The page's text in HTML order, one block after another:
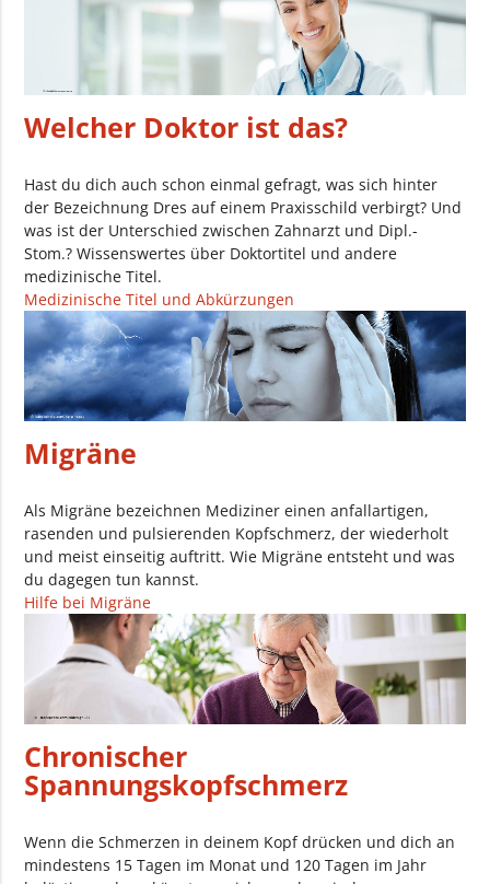
Welcher Doktor ist das?
Hast du dich auch schon einmal gefragt, was sich hinter
der Bezeichnung Dres auf einem Praxisschild verbirgt? Und
was ist der Unterschied zwischen Zahnarzt und Dipl.-
Stom.? Wissenswertes über Doktortitel und andere
medizinische Titel.
Medizinische Titel und Abkürzungen
Migräne
Als Migräne bezeichnen Mediziner einen anfallartigen,
rasenden und pulsierenden Kopfschmerz, der wiederholt
und meist einseitig auftritt. Wie Migräne entsteht und was
du dagegen tun kannst.
Hilfe bei Migräne
Chronischer
Spannungskopfschmerz
Wenn die Schmerzen in deinem Kopf drücken und dich an
mindestens 15 Tagen im Monat und 120 Tagen im Jahr